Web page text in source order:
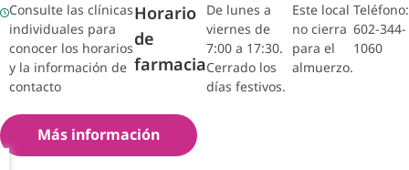
Consulte las clínicas
individuales para
conocer los horarios
y la información de
contacto
Horario
de
farmacia
De lunes a
viernes de
7:00 a 17:30.
Cerrado los
días festivos.
Este local
no cierra
para el
almuerzo.
Teléfono:
602-344-
1060
Más información